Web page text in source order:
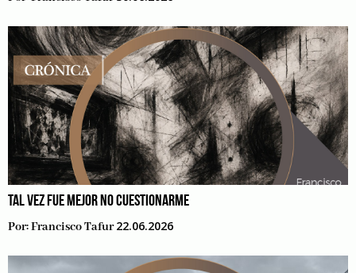
TAL VEZ FUE MEJOR NO CUESTIONARME
Por:Francisco Tafur 22.06.2026